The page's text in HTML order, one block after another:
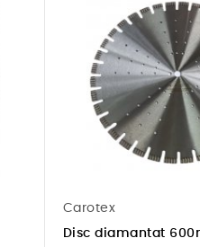
Carotex
Disc diamantat